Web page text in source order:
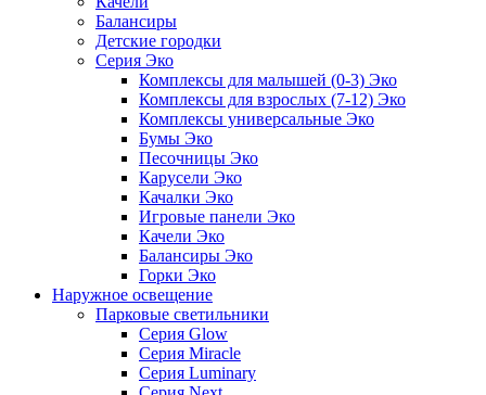
Балансиры
Детские городки
Серия Эко
Комплексы для малышей (0-3) Эко
Комплексы для взрослых (7-12) Эко
Комплексы универсальные Эко
Бумы Эко
Песочницы Эко
Карусели Эко
Качалки Эко
Игровые панели Эко
Качели Эко
Балансиры Эко
Горки Эко
Наружное освещение
Парковые светильники
Серия Glow
Серия Miracle
Серия Luminary